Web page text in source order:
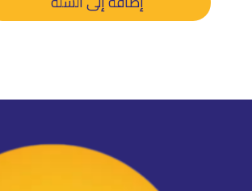
د.م. 90,00.
د.م. 80,00.